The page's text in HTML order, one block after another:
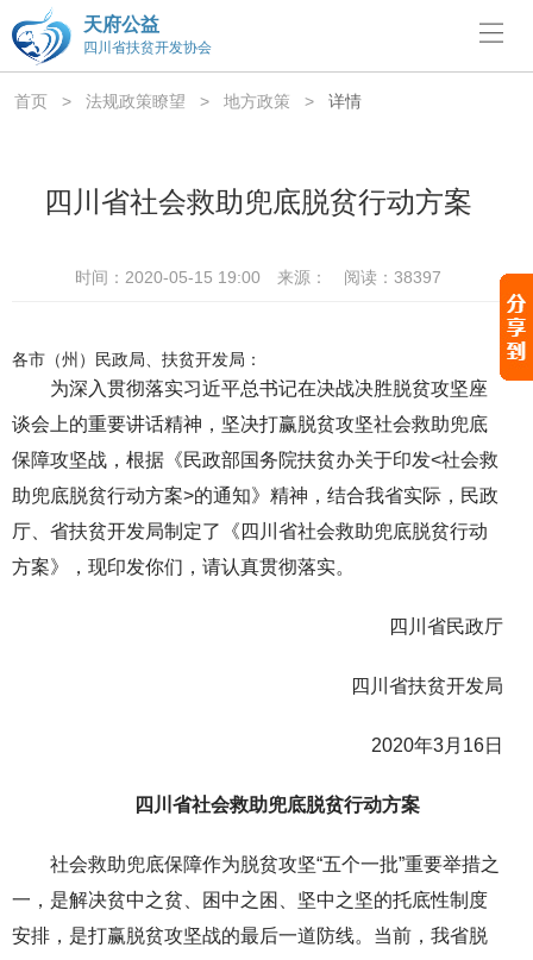
天府公益
四川省扶贫开发协会
首页 > 法规政策瞭望 > 地方政策 > 详情
四川省社会救助兜底脱贫行动方案
时间：2020-05-15 19:00 来源： 阅读：38397
各市（州）民政局、扶贫开发局：
为深入贯彻落实习近平总书记在决战决胜脱贫攻坚座
谈会上的重要讲话精神，坚决打赢脱贫攻坚社会救助兜底
保障攻坚战，根据《民政部国务院扶贫办关于印发<社会救
助兜底脱贫行动方案>的通知》精神，结合我省实际，民政
厅、省扶贫开发局制定了《四川省社会救助兜底脱贫行动
方案》，现印发你们，请认真贯彻落实。
四川省民政厅
四川省扶贫开发局
2020年3月16日
四川省社会救助兜底脱贫行动方案
社会救助兜底保障作为脱贫攻坚“五个一批”重要举措之
一，是解决贫中之贫、困中之困、坚中之坚的托底性制度
安排，是打赢脱贫攻坚战的最后一道防线。当前，我省脱